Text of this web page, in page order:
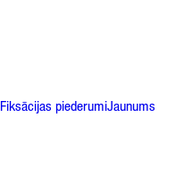
Fiksācijas piederumiJaunums